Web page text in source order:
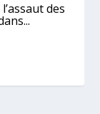
des